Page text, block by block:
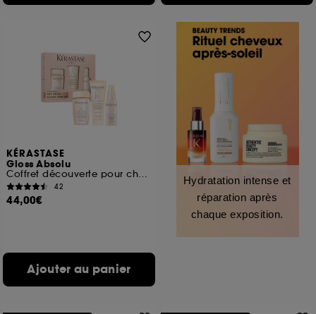
KÉRASTASE
Gloss Absolu
Coffret découverte pour cheveux longs sujets aux frisottis
42
44,00€
Ajouter au panier
Hydratation intense et
réparation après
chaque exposition.